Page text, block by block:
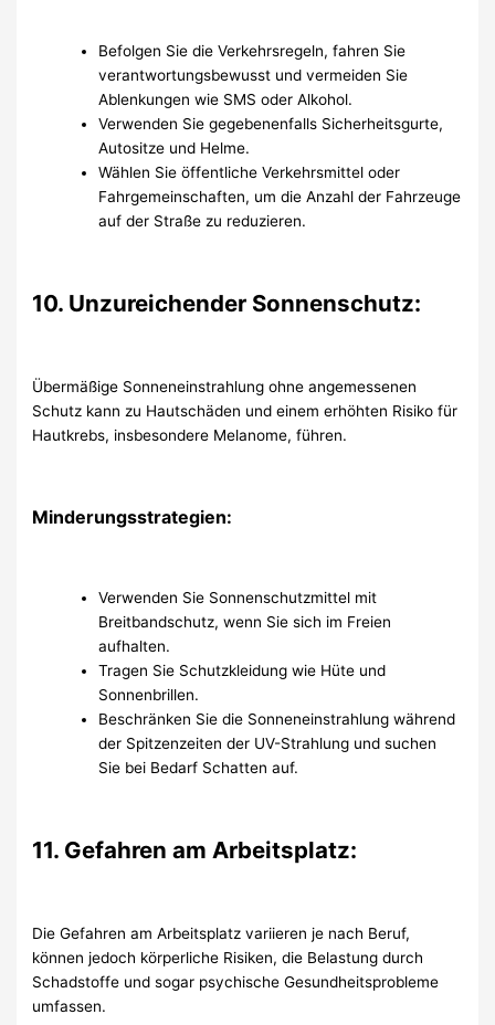
Befolgen Sie die Verkehrsregeln, fahren Sie
verantwortungsbewusst und vermeiden Sie
Ablenkungen wie SMS oder Alkohol.
Verwenden Sie gegebenenfalls Sicherheitsgurte,
Autositze und Helme.
Wählen Sie öffentliche Verkehrsmittel oder
Fahrgemeinschaften, um die Anzahl der Fahrzeuge
auf der Straße zu reduzieren.
10. Unzureichender Sonnenschutz:
Übermäßige Sonneneinstrahlung ohne angemessenen
Schutz kann zu Hautschäden und einem erhöhten Risiko für
Hautkrebs, insbesondere Melanome, führen.
Minderungsstrategien:
Verwenden Sie Sonnenschutzmittel mit
Breitbandschutz, wenn Sie sich im Freien
aufhalten.
Tragen Sie Schutzkleidung wie Hüte und
Sonnenbrillen.
Beschränken Sie die Sonneneinstrahlung während
der Spitzenzeiten der UV-Strahlung und suchen
Sie bei Bedarf Schatten auf.
11. Gefahren am Arbeitsplatz:
Die Gefahren am Arbeitsplatz variieren je nach Beruf,
können jedoch körperliche Risiken, die Belastung durch
Schadstoffe und sogar psychische Gesundheitsprobleme
umfassen.